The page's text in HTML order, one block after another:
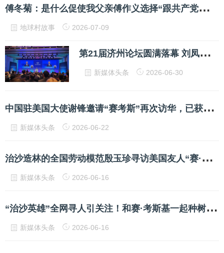
傅
冬菊：是什么促使我父亲傅作义选择“跟共产党走”？
地球村故事 2026-07-09
第
21届济州论坛圆满落幕 刘凤珍博士受邀出席
新媒体头条 2026-06-30
中
国驻美国大使谢锋邀请“赛考斯”再次访华，已获签证
新媒体头条 2026-06-22
治
沙造林的全国劳动模范殷玉珍寻访美国友人“赛·考斯基”—— 绿已盎然，等你来看
新媒体头条 2026-06-16
“
治沙英雄”全网寻人引关注！和赛·考斯基一起种树的，还有日照的他
新媒体头条 2026-06-16